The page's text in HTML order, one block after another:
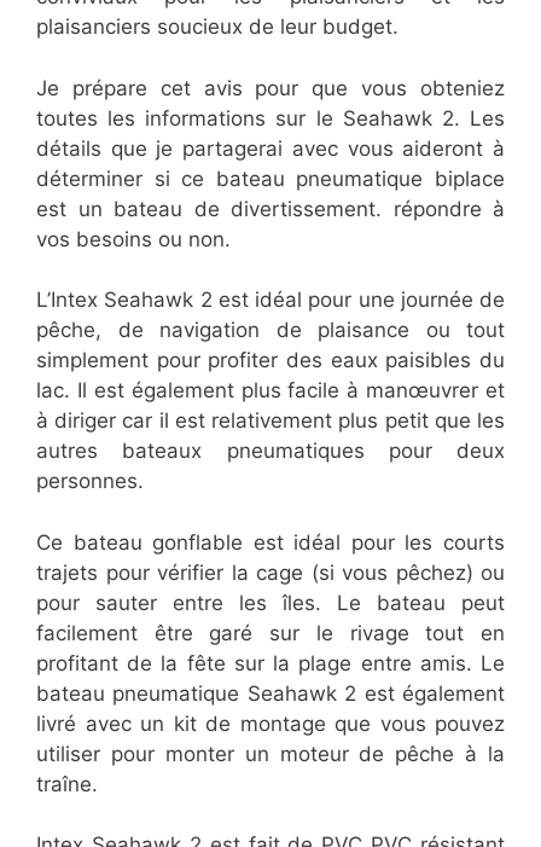
plaisanciers soucieux de leur budget.
Je prépare cet avis pour que vous obteniez
toutes les informations sur le Seahawk 2. Les
détails que je partagerai avec vous aideront à
déterminer si ce bateau pneumatique biplace
est un bateau de divertissement. répondre à
vos besoins ou non.
L’Intex Seahawk 2 est idéal pour une journée de
pêche, de navigation de plaisance ou tout
simplement pour profiter des eaux paisibles du
lac. Il est également plus facile à manœuvrer et
à diriger car il est relativement plus petit que les
autres bateaux pneumatiques pour deux
personnes.
Ce bateau gonflable est idéal pour les courts
trajets pour vérifier la cage (si vous pêchez) ou
pour sauter entre les îles. Le bateau peut
facilement être garé sur le rivage tout en
profitant de la fête sur la plage entre amis. Le
bateau pneumatique Seahawk 2 est également
livré avec un kit de montage que vous pouvez
utiliser pour monter un moteur de pêche à la
traîne.